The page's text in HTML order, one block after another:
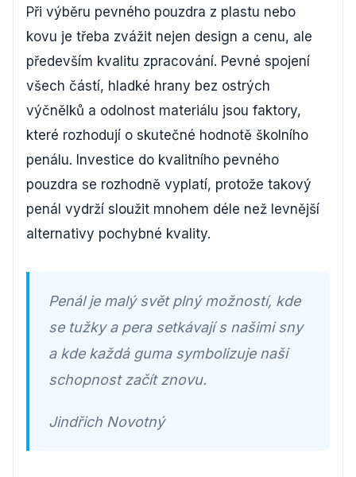
Při výběru pevného pouzdra z plastu nebo
kovu je třeba zvážit nejen design a cenu, ale
především kvalitu zpracování. Pevné spojení
všech částí, hladké hrany bez ostrých
výčnělků a odolnost materiálu jsou faktory,
které rozhodují o skutečné hodnotě školního
penálu. Investice do kvalitního pevného
pouzdra se rozhodně vyplatí, protože takový
penál vydrží sloužit mnohem déle než levnější
alternativy pochybné kvality.
Penál je malý svět plný možností, kde
se tužky a pera setkávají s našimi sny
a kde každá guma symbolizuje naši
schopnost začít znovu.
Jindřich Novotný